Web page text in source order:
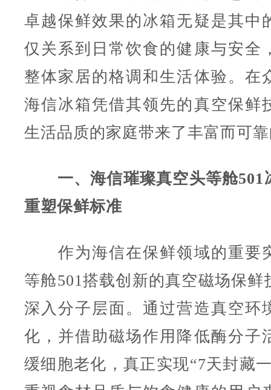
卓越保鲜效果的冰箱无疑是其中
仅关系到日常饮食的健康与安全
整体家居的格调和生活体验。在
海信冰箱凭借其领先的真空保鲜
生活品质的家庭带来了丰富而可
一、海信璀璨真空头等舱501
重塑保鲜标准
作为海信在保鲜领域的重要
等舱501搭载创新的真空磁场保鲜
深入分子层面。通过营造真空环
化，并借助磁场作用降低酶分子
缓细胞老化，真正实现“7天封藏